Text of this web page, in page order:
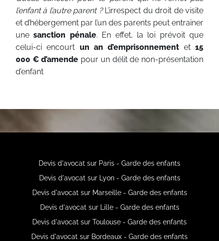
l’enfant à l’autre parent ?L’irrespect du droit de visite
et d’hébergement par l’un des parents peut entrainer
unesanction pénale. En effet, la loi prévoit que
celui-ci encourt un an d’emprisonnementet15
000 € d’amende pour un délit de non-présentation
d’enfant
Devis d'avocat sur Paris - Garde des enfants
Devis d'avocat sur Lyon - Garde des enfants
Devis d'avocat sur Marseille - Garde des enfants
Devis d'avocat sur Lille - Garde des enfants
Devis d'avocat sur Toulouse - Garde des enfants
Devis d'avocat sur Bordeaux - Garde des enfants